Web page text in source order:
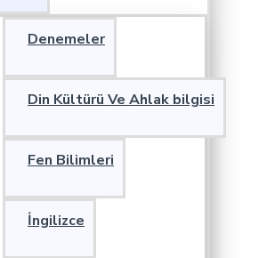
Denemeler
Din Kültürü Ve Ahlak bilgisi
Fen Bilimleri
İngilizce